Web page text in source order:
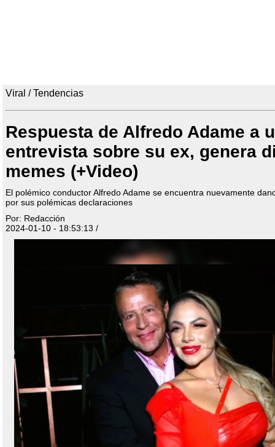
Viral / Tendencias
Respuesta de Alfredo Adame a
entrevista sobre su ex, genera
memes (+Video)
El polémico conductor Alfredo Adame se encuentra nuevamente
por sus polémicas declaraciones
Por: Redacción
2024-01-10 - 18:53:13 /